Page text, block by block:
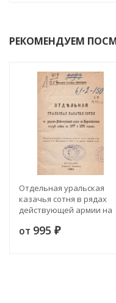
РЕКОМЕНДУЕМ
Отдельная уральская
казачья сотня в рядах
действующей армии на
войны в 1877 и 1878 годах
от 995 ₽